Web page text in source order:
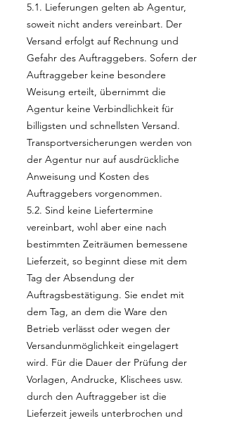
5.1. Lieferungen gelten ab Agentur,
soweit nicht anders vereinbart. Der
Versand erfolgt auf Rechnung und
Gefahr des Auftraggebers. Sofern der
Auftraggeber keine besondere
Weisung erteilt, übernimmt die
Agentur keine Verbindlichkeit für
billigsten und schnellsten Versand.
Transportversicherungen werden von
der Agentur nur auf ausdrückliche
Anweisung und Kosten des
Auftraggebers vorgenommen.
5.2. Sind keine Liefertermine
vereinbart, wohl aber eine nach
bestimmten Zeiträumen bemessene
Lieferzeit, so beginnt diese mit dem
Tag der Absendung der
Auftragsbestätigung. Sie endet mit
dem Tag, an dem die Ware den
Betrieb verlässt oder wegen der
Versandunmöglichkeit eingelagert
wird. Für die Dauer der Prüfung der
Vorlagen, Andrucke, Klischees usw.
durch den Auftraggeber ist die
Lieferzeit jeweils unterbrochen und